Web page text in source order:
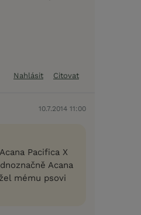
Nahlásit Citovat
10.7.2014 11:00
Pacifica X
Acana
mému psovi